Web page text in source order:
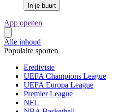
In je buurt
App openen
Alle inhoud
Populaire sporten
Eredivisie
UEFA Champions League
UEFA Europa League
Premier League
NFL